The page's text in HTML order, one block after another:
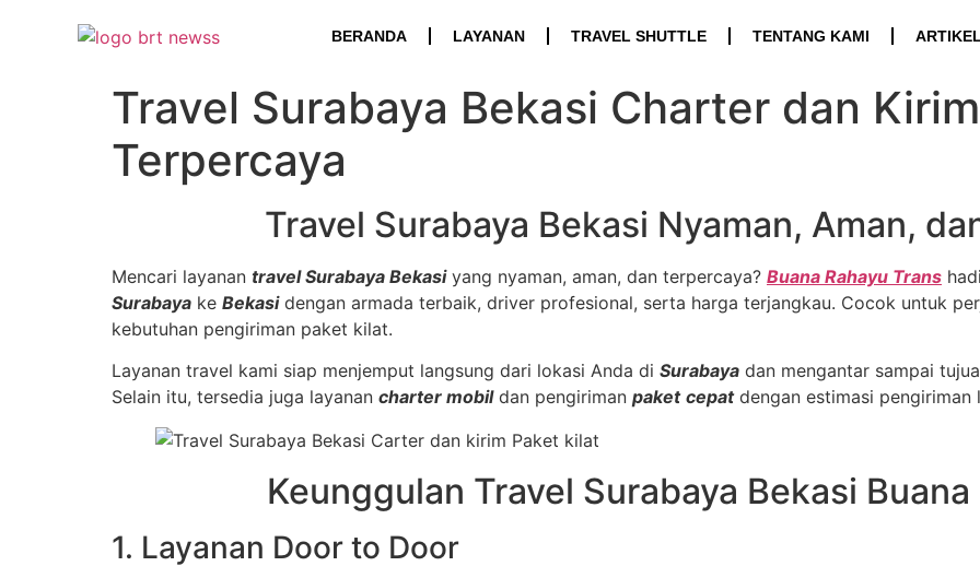
BERANDA LAYANAN TRAVEL SHUTTLE TENTANG KAMI ARTIKEL
Travel Surabaya Bekasi Charter dan
Terpercaya
Travel Surabaya Bekasi Nyaman, Aman,
Mencari layanan travel Surabaya Bekasiyang nyaman, aman, dan terpercaya? Buana Rahayu Trans
Surabaya ke Bekasidengan armada terbaik, driver profesional, serta harga terjangkau. Cocok untuk
kebutuhan pengiriman paket kilat.
Layanan travel kami siap menjemput langsung dari lokasi Anda di Surabaya dan mengantar sampai
Selain itu, tersedia juga layanan charter mobildan pengiriman paket cepatdengan estimasi pengiriman
Keunggulan Travel Surabaya Bekasi Buana
1. Layanan Door to Door